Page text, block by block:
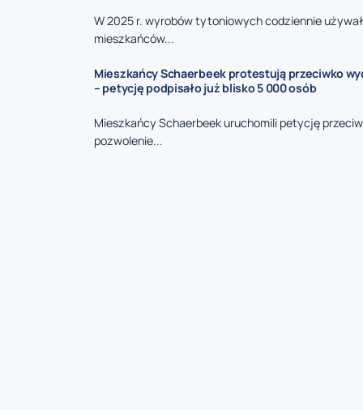
W 2025 r. wyrobów tytoniowych codziennie
mieszkańców...
Mieszkańcy Schaerbeek protestują przeciwko
– petycję podpisało już blisko 5 000 osób
Mieszkańcy Schaerbeek uruchomili petycję
pozwolenie...